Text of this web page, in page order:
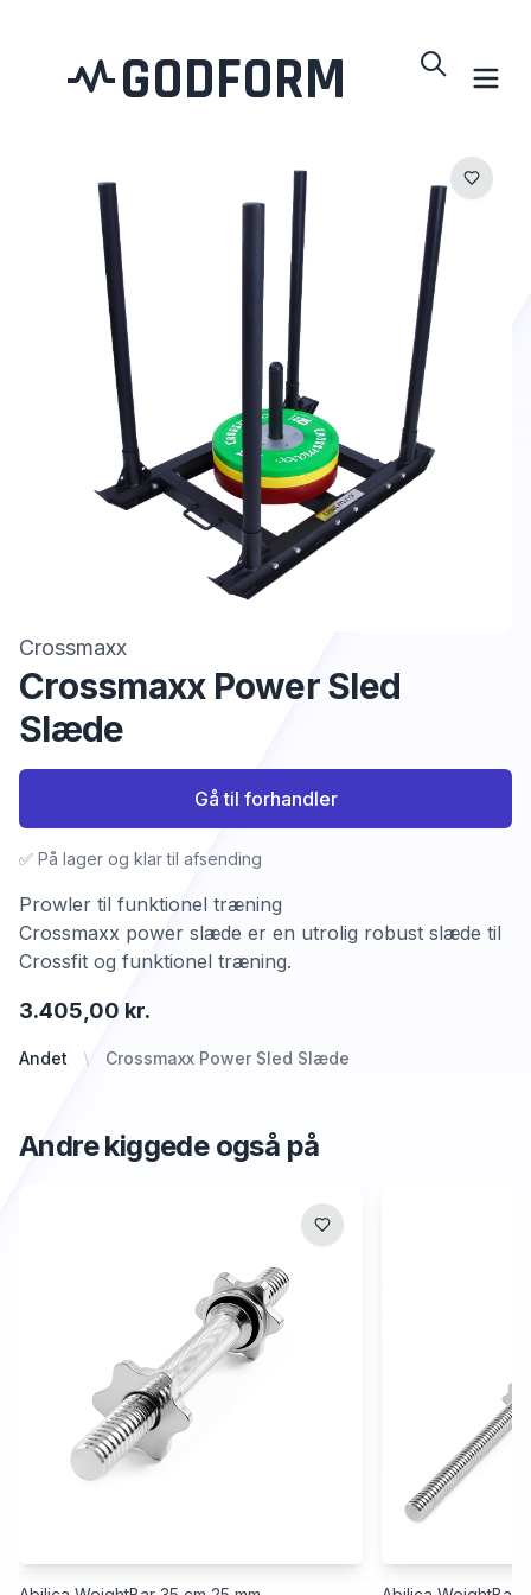
GODFORM
Crossmaxx
Crossmaxx Power Sled
Slæde
Andet Crossmaxx Power Sled Slæde
3.405,00 kr.
Prowler til funktionel træning
Crossmaxx power slæde er en utrolig robust slæde til
Crossfit og funktionel træning.
✅ På lager og klar til afsending
Gå til forhandler
Andre kiggede også på